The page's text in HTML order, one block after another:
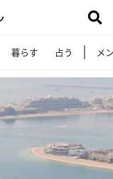
暮らす 占う メ